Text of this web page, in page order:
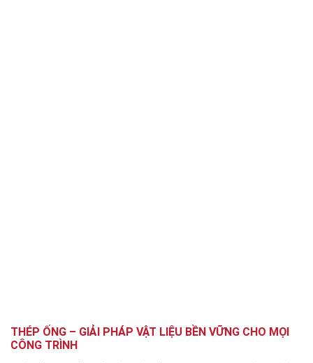
THÉP ỐNG – GIẢI PHÁP VẬT LIỆU BỀN VỮNG CHO MỌI
CÔNG TRÌNH